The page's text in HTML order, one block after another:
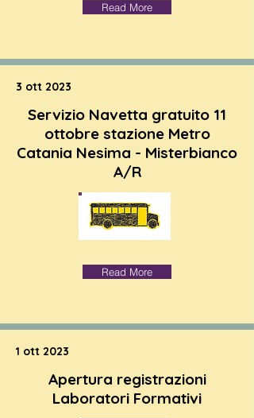
Read More
3 ott 2023
Servizio Navetta gratuito 11
ottobre stazione Metro
Catania Nesima - Misterbianco
A/R
Read More
1 ott 2023
Apertura registrazioni
Laboratori Formativi